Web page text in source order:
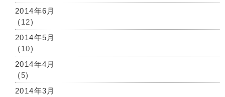
2014年6月
(12)
2014年5月
(10)
2014年4月
(5)
2014年3月